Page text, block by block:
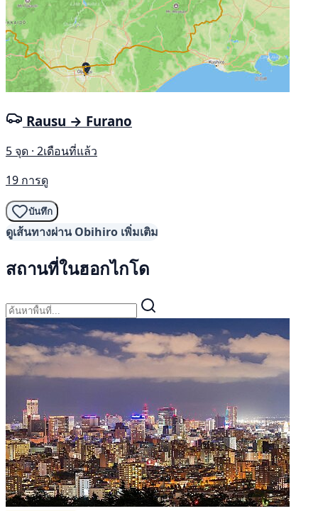
Rausu → Furano
5 จุด · 2เดือนที่แล้ว
19 การดู
บันทึก
ดูเส้นทางผ่าน Obihiro เพิ่มเติม
สถานที่ในฮอกไกโด